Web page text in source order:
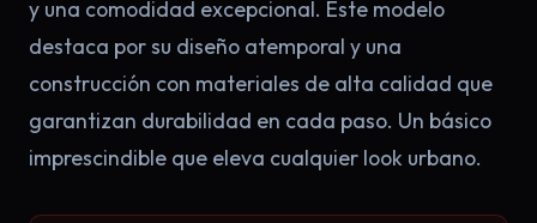
y una comodidad excepcional. Este modelo
destaca por su diseño atemporal y una
construcción con materiales de alta calidad que
garantizan durabilidad en cada paso. Un básico
imprescindible que eleva cualquier look urbano.